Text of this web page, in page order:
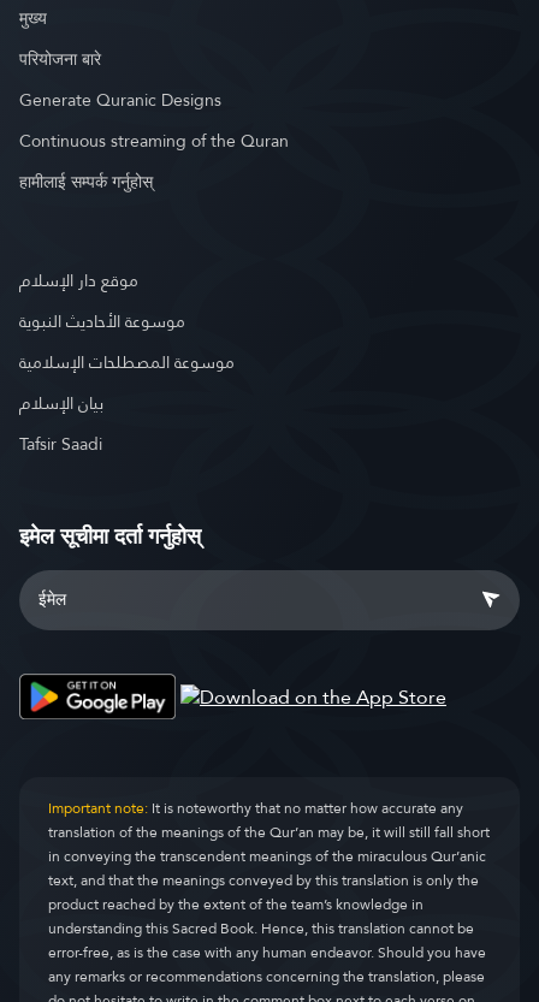
मुख्य
परियोजना बारे
Generate Quranic Designs
Continuous streaming of the Quran
हामीलाई सम्पर्क गर्नुहोस्
موقع دار الإسلام
موسوعة الأحاديث النبوية
موسوعة المصطلحات الإسلامية
بيان الإسلام
Tafsir Saadi
इमेल सूचीमा दर्ता गर्नुहोस्
Important note:It is noteworthy that no matter how accurate any
translation of the meanings of the Qur’an may be, it will still fall short
in conveying the transcendent meanings of the miraculous Qur’anic
text, and that the meanings conveyed by this translation is only the
product reached by the extent of the team’s knowledge in
understanding this Sacred Book. Hence, this translation cannot be
error-free, as is the case with any human endeavor. Should you have
any remarks or recommendations concerning the translation, please